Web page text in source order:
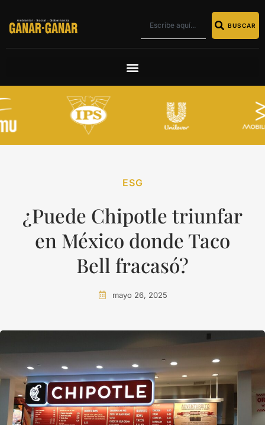
BUSCAR
ESG
¿Puede Chipotle triunfar
en México donde Taco
Bell fracasó?
mayo 26, 2025